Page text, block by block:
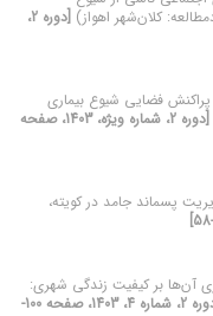
کلان‌شهر اهواز)
[دوره 2،
فضایی شیوع بیماری
[دوره 2، شماره ویژه، 1403، صفحه
پسماند جامد در کویته،
آن‌ها بر کیفیت زندگی شهری:
[دوره 2، شماره 4، 1403، صفحه 100-